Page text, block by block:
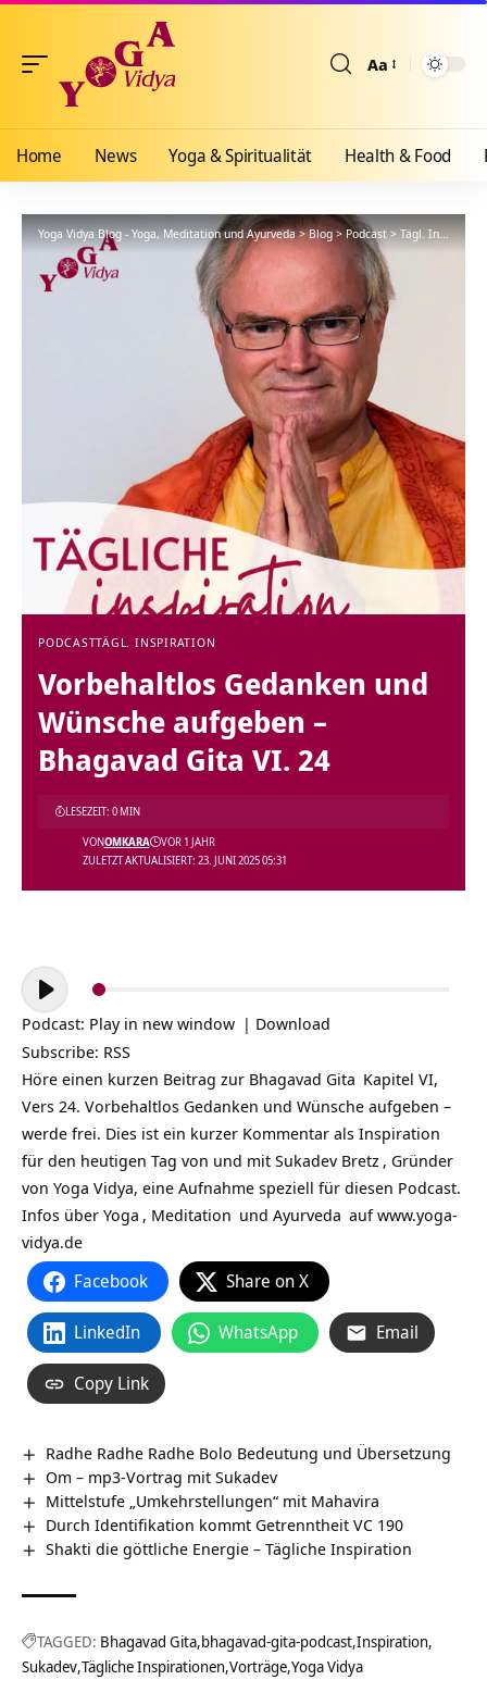
Aa
Home News Yoga & Spiritualität Health & Food
Yoga Vidya Blog - Yoga, Meditation und Ayurveda>Blog>Podcast>Tägl. Inspiration
PODCASTTÄGL. INSPIRATION
Vorbehaltlos Gedanken und
Wünsche aufgeben –
Bhagavad Gita VI. 24
ZULETZT AKTUALISIERT: 23. JUNI 2025 05:31
VONOMKARA VOR 1 JAHR
LESEZEIT: 0 MIN
Audio-
Player
Podcast: Play in new window | Download
Subscribe: RSS
Höre einen kurzen Beitrag zur Bhagavad Gita Kapitel VI,
Vers 24. Vorbehaltlos Gedanken und Wünsche aufgeben –
werde frei. Dies ist ein kurzer Kommentar als Inspiration
für den heutigen Tag von und mit Sukadev Bretz , Gründer
von Yoga Vidya, eine Aufnahme speziell für diesen Podcast.
Infos über Yoga , Meditation und Ayurveda aufwww.yoga-
vidya.de
Facebook Share on X
LinkedIn WhatsApp Email
Copy Link
Radhe Radhe Radhe Bolo Bedeutung und Übersetzung
Om – mp3-Vortrag mit Sukadev
Mittelstufe „Umkehrstellungen“ mit Mahavira
Durch Identifikation kommt Getrenntheit VC 190
Shakti die göttliche Energie – Tägliche Inspiration
TAGGED: Bhagavad Gita bhagavad-gita-podcast Inspiration
Sukadev Tägliche Inspirationen Vorträge Yoga Vidya